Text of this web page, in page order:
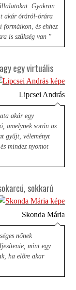
Gyakran
akár óráról-órára
formáikon, és ehhez
is szükség van "
egy virtuális
Lipcsei András
akár egy
amelynek során az
gyűjt, véleményt
mindez nyomot
sokkarú
Skonda Mária
nőnek
mint egy
ha előre akar